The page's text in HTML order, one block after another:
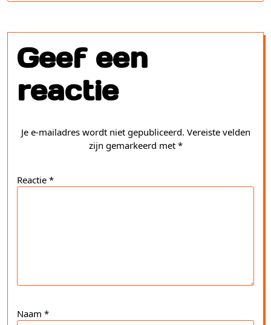
Geef een
reactie
Je e-mailadres wordt niet gepubliceerd. Vereiste velden
zijn gemarkeerd met *
Reactie *
Naam *